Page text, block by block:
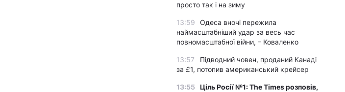
просто так і на зиму
13:59
Одеса вночі пережила
наймасштабніший удар за весь час
повномасштабної війни, – Коваленко
13:57
Підводний човен, проданий Канаді
за £1, потопив американський крейсер
13:55 Ціль Росії №1: The Times розповів,